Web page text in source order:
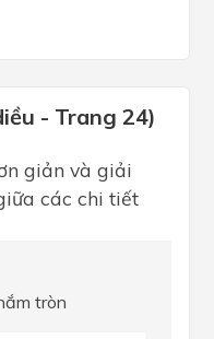
- Trang 24)
giản và giải
các chi tiết
tròn